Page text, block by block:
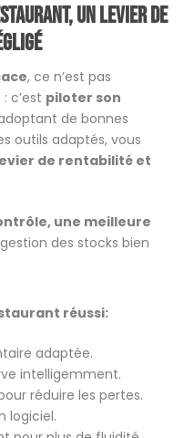
un levier de
, ce n’est pas
c’est piloter son
de bonnes
outils adaptés, vous
de rentabilité et
une meilleure
des stocks bien
réussi:
adaptée.
intelligemment.
réduire les pertes.
logiciel.